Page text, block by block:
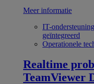
Meer informatie
IT-
geïntegreerd
Operationele
Realtime
TeamViewer